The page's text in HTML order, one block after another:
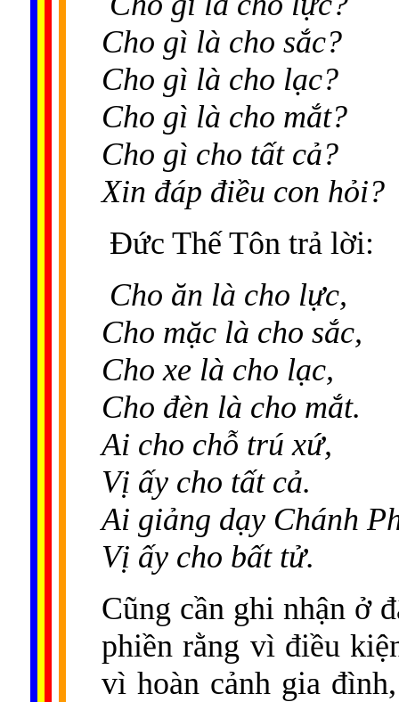
Cho gì là cho sắc?
Cho gì là cho lạc?
Cho gì là cho mắt?
Cho gì cho tất cả?
Xin đáp điều con hỏi?
Đức Thế Tôn trả lời:
Cho ăn là cho lực,
Cho mặc là cho sắc,
Cho xe là cho lạc,
Cho đèn là cho mắt.
Ai cho chỗ trú xứ,
Vị ấy cho tất cả.
Ai giảng dạy Chánh
Vị ấy cho bất tử.
Cũng cần ghi nhận ở
phiền rằng vì điều
vì hoàn cảnh gia